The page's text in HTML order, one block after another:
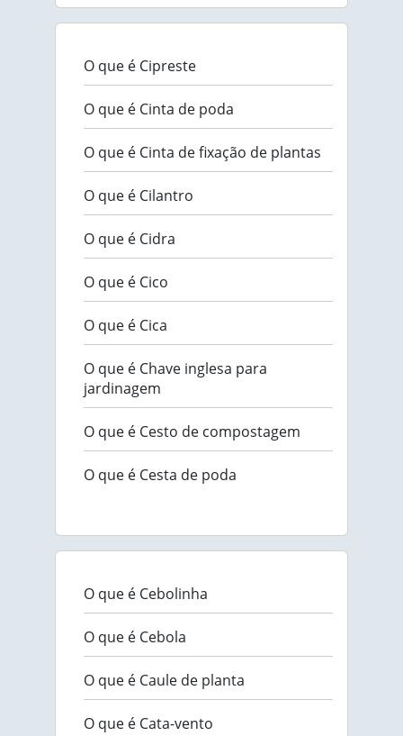
O que é Cipreste
O que é Cinta de poda
O que é Cinta de fixação de plantas
O que é Cilantro
O que é Cidra
O que é Cico
O que é Cica
O que é Chave inglesa para
jardinagem
O que é Cesto de compostagem
O que é Cesta de poda
O que é Cebolinha
O que é Cebola
O que é Caule de planta
O que é Cata-vento